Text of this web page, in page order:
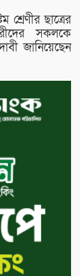
শ্রেণীর ছাত্রের
সকলকে
জানিয়েছেন